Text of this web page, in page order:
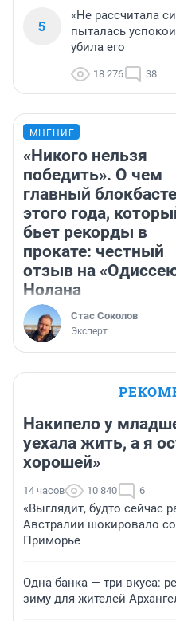
5
«Не рассчитала
пыталась
убила его
18 276 38
МНЕНИЕ
«Никого нельзя
победить». О чем
главный
этого года,
бьет рекорды в
прокате: честный
отзыв на
Нолана
Стас Соколов
Эксперт
Накипело у
уехала жить, а я
хорошей»
14 часов 10 840 6
«Выглядит, будто сейчас
Австралии шокировало
Приморье
Одна банка — три вкуса:
зиму для жителей